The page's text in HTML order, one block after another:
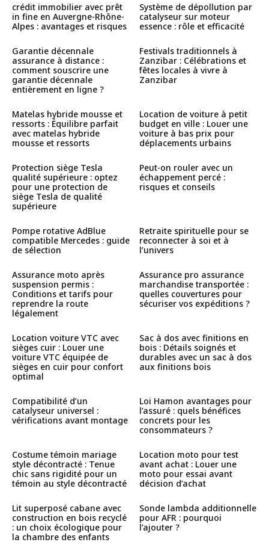
crédit immobilier avec prêt
in fine en Auvergne-Rhône-
Alpes : avantages et risques
Système de dépollution par
catalyseur sur moteur
essence : rôle et efficacité
Garantie décennale
assurance à distance :
comment souscrire une
garantie décennale
entièrement en ligne ?
Festivals traditionnels à
Zanzibar : Célébrations et
fêtes locales à vivre à
Zanzibar
Matelas hybride mousse et
ressorts : Équilibre parfait
avec matelas hybride
mousse et ressorts
Location de voiture à petit
budget en ville : Louer une
voiture à bas prix pour
déplacements urbains
Protection siège Tesla
qualité supérieure : optez
pour une protection de
siège Tesla de qualité
supérieure
Peut-on rouler avec un
échappement percé :
risques et conseils
Pompe rotative AdBlue
compatible Mercedes : guide
de sélection
Retraite spirituelle pour se
reconnecter à soi et à
l’univers
Assurance moto après
suspension permis :
Conditions et tarifs pour
reprendre la route
légalement
Assurance pro assurance
marchandise transportée :
quelles couvertures pour
sécuriser vos expéditions ?
Location voiture VTC avec
sièges cuir : Louer une
voiture VTC équipée de
sièges en cuir pour confort
optimal
Sac à dos avec finitions en
bois : Détails soignés et
durables avec un sac à dos
aux finitions bois
Compatibilité d’un
catalyseur universel :
vérifications avant montage
Loi Hamon avantages pour
l’assuré : quels bénéfices
concrets pour les
consommateurs ?
Costume témoin mariage
style décontracté : Tenue
chic sans rigidité pour un
témoin au style décontracté
Location moto pour test
avant achat : Louer une
moto pour essai avant
décision d’achat
Lit superposé cabane avec
construction en bois recyclé
: un choix écologique pour
la chambre des enfants
Sonde lambda additionnelle
pour AFR : pourquoi
l’ajouter ?